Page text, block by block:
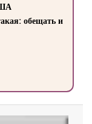
обещать и